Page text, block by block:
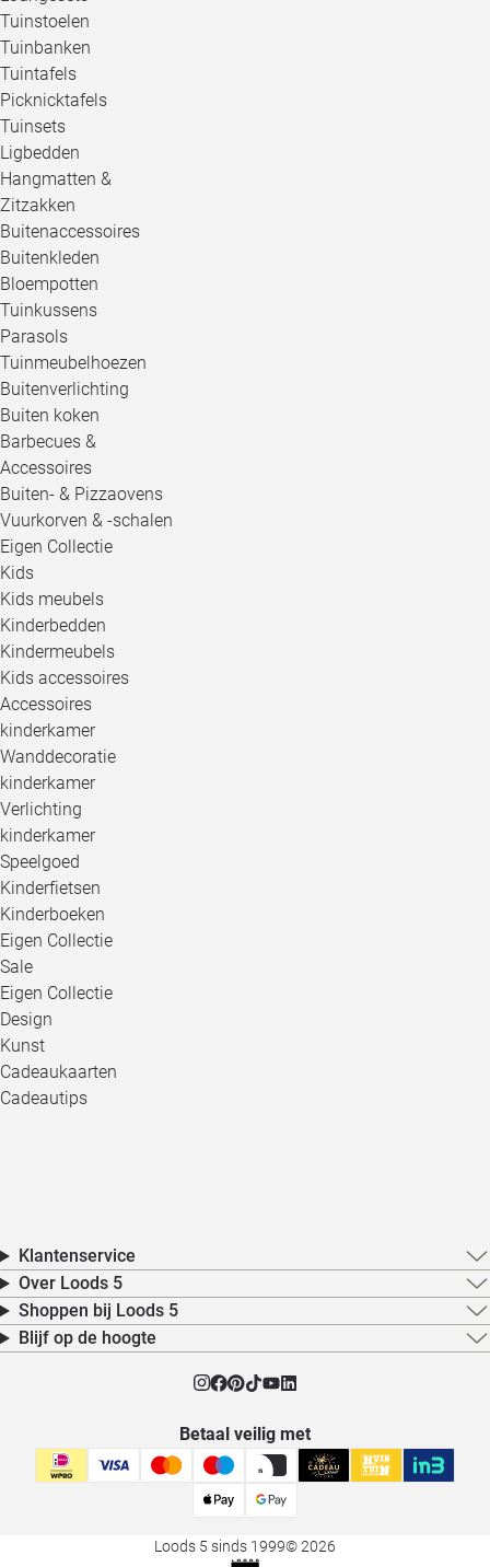
Tuinstoelen
Tuinbanken
Tuintafels
Picknicktafels
Tuinsets
Ligbedden
Hangmatten &
Zitzakken
Buitenaccessoires
Buitenkleden
Bloempotten
Tuinkussens
Parasols
Tuinmeubelhoezen
Buitenverlichting
Buiten koken
Barbecues &
Accessoires
Buiten- & Pizzaovens
Vuurkorven & -schalen
Eigen Collectie
Kids
Kids meubels
Kinderbedden
Kindermeubels
Kids accessoires
Accessoires
kinderkamer
Wanddecoratie
kinderkamer
Verlichting
kinderkamer
Speelgoed
Kinderfietsen
Kinderboeken
Eigen Collectie
Sale
Eigen Collectie
Design
Kunst
Cadeaukaarten
Cadeautips
Klantenservice
Over Loods 5
Shoppen bij Loods 5
Blijf op de hoogte
Betaal veilig met
Loods 5 sinds 1999© 2026